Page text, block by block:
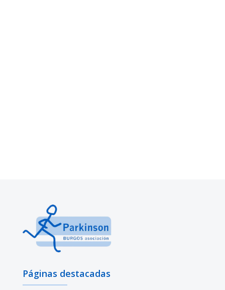
Páginas destacadas